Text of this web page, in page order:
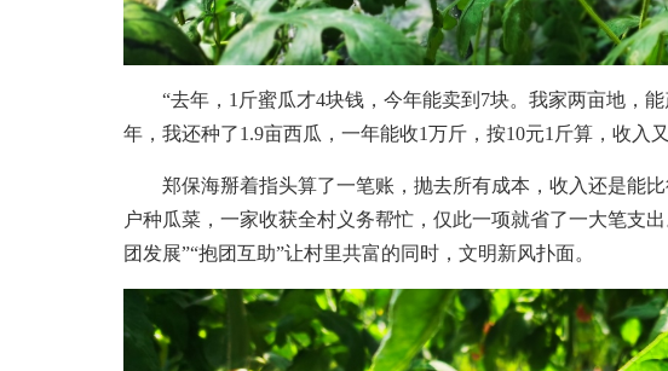
“去年，1斤蜜瓜才4块钱，今年能卖到7块。我家两亩地，能
年，我还种了1.9亩西瓜，一年能收1万斤，按10元1斤算，收入
郑保海掰着指头算了一笔账，抛去所有成本，收入还是能比
户种瓜菜，一家收获全村义务帮忙，仅此一项就省了一大笔支
团发展”“抱团互助”让村里共富的同时，文明新风扑面。